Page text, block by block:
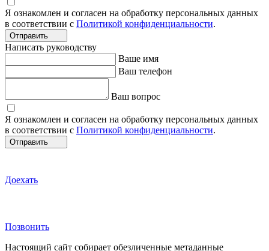
Я ознакомлен и согласен на обработку персональных данных
в соответствии с Политикой конфиденциальности.
Отправить
Написать руководству
Ваше имя
Ваш телефон
Ваш вопрос
Я ознакомлен и согласен на обработку персональных данных
в соответствии с Политикой конфиденциальности.
Отправить
Доехать
Позвонить
Настоящий сайт собирает обезличенные метаданные